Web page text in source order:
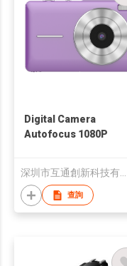
Digital Camera
Autofocus 1080P
32GB Card,48MP
Portable Compact
Point and Shoot
查詢